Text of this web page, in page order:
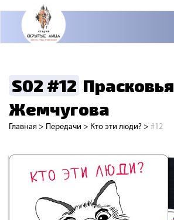
S02 #12 Прасковья
Жемчугова
Главная > Передачи > Кто эти люди? > #12